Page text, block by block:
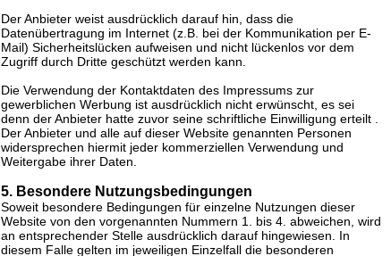
Der Anbieter weist ausdrücklich darauf hin, dass die
Datenübertragung im Internet (z.B. bei der Kommunikation per E-
Mail) Sicherheitslücken aufweisen und nicht lückenlos vor dem
Zugriff durch Dritte geschützt werden kann.
Die Verwendung der Kontaktdaten des Impressums zur
gewerblichen Werbung ist ausdrücklich nicht erwünscht, es sei
denn der Anbieter hatte zuvor seine schriftliche Einwilligung erteilt .
Der Anbieter und alle auf dieser Website genannten Personen
widersprechen hiermit jeder kommerziellen Verwendung und
Weitergabe ihrer Daten.
5. Besondere Nutzungsbedingungen
Soweit besondere Bedingungen für einzelne Nutzungen dieser
Website von den vorgenannten Nummern 1. bis 4. abweichen, wird
an entsprechender Stelle ausdrücklich darauf hingewiesen. In
diesem Falle gelten im jeweiligen Einzelfall die besonderen